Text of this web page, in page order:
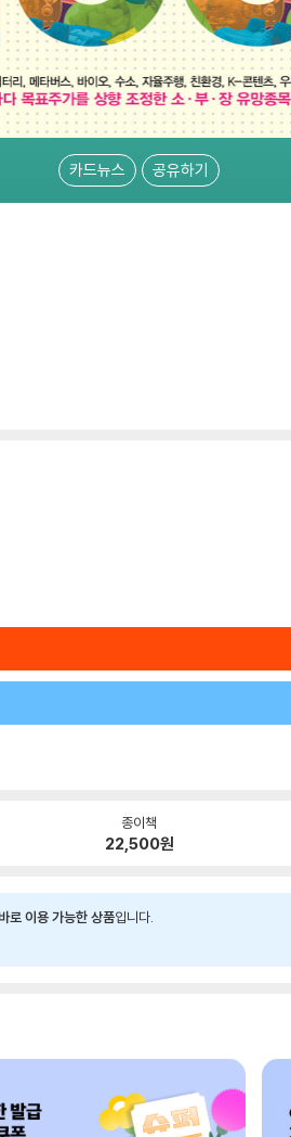
카드뉴스 공유하기
종이책
22,500원
이용 가능한 상품입니다.